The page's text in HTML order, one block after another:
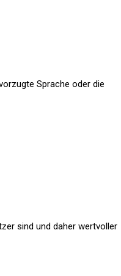
Sprache oder die
sind und daher wertvoller